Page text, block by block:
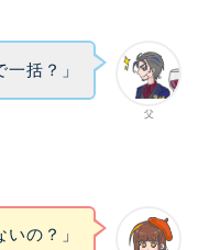
父
括？」
の？」